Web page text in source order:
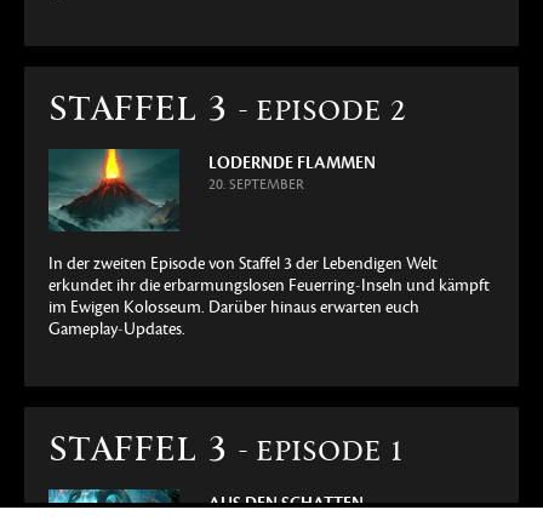
STAFFEL 3 - EPISODE 2
LODERNDE FLAMMEN
20. SEPTEMBER
In der zweiten Episode von Staffel 3 der Lebendigen Welt
erkundet ihr die erbarmungslosen Feuerring-Inseln und kämpft
im Ewigen Kolosseum. Darüber hinaus erwarten euch
Gameplay-Updates.
STAFFEL 3 - EPISODE 1
AUS DEN SCHATTEN